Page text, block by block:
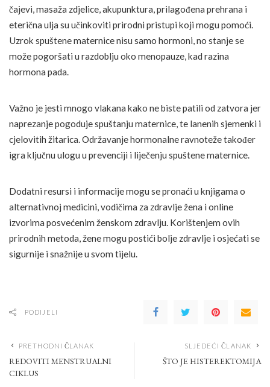
čajevi, masaža zdjelice, akupunktura, prilagođena prehrana i
eterična ulja su učinkoviti prirodni pristupi koji mogu pomoći.
Uzrok spuštene maternice nisu samo hormoni, no stanje se
može pogoršati u razdoblju oko menopauze, kad razina
hormona pada.
Važno je jesti mnogo vlakana kako ne biste patili od zatvora jer
naprezanje pogoduje spuštanju maternice, te lanenih sjemenki i
cjelovitih žitarica. Održavanje hormonalne ravnoteže također
igra ključnu ulogu u prevenciji i liječenju spuštene maternice.
Dodatni resursi i informacije mogu se pronaći u knjigama o
alternativnoj medicini, vodičima za zdravlje žena i online
izvorima posvećenim ženskom zdravlju. Korištenjem ovih
prirodnih metoda, žene mogu postići bolje zdravlje i osjećati se
sigurnije i snažnije u svom tijelu.
PODIJELI
PRETHODNI ČLANAK
REDOVITI MENSTRUALNI
CIKLUS
SLJEDEĆI ČLANAK
ŠTO JE HISTEREKTOMIJA